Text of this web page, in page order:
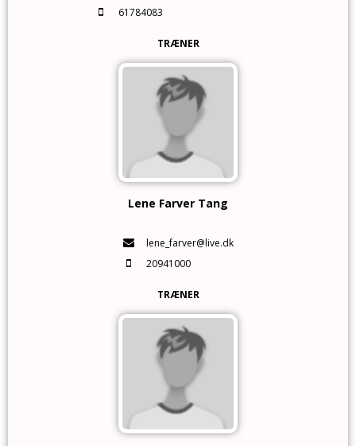
61784083
TRÆNER
Lene Farver Tang
lene_farver@live.dk
20941000
TRÆNER